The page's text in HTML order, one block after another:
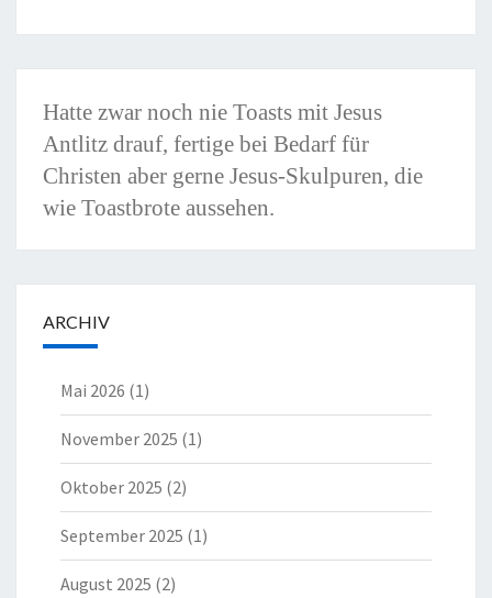
Hatte zwar noch nie Toasts mit Jesus
Antlitz drauf, fertige bei Bedarf für
Christen aber gerne Jesus-Skulpuren, die
wie Toastbrote aussehen.
ARCHIV
Mai 2026 (1)
November 2025 (1)
Oktober 2025 (2)
September 2025 (1)
August 2025 (2)